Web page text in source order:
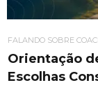
FALANDO SOBRE
Orientação
Escolhas